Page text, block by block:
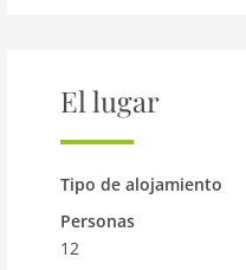
convenientemente
1 km del encantador
House Rifa está
para garantizar que su
relajación, esta
sus vacaciones en
acogedoras
El lugar
Tipo de alojamiento
Personas
12